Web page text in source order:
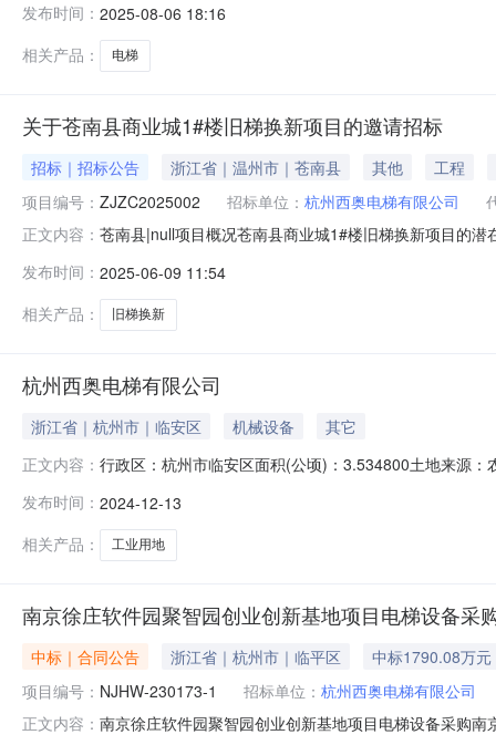
多电梯企业中优选到服务优产品好的电梯制造厂家2003
梯制造企业不断提升专业化、服务化水平
发布时间： 2025-08-06 18:16
相关产品：
电梯
关于苍南县商业城1#楼旧梯换新项目的邀请招标
招标｜招标公告 浙江省｜温州市｜苍南县 其他
工程
项目编号： ZJZC2025002 招标单位： 杭州西奥电梯有限公司
正文内容： 苍南县|null项目概况苍南县商业城1#楼旧梯换新项目的
标项一标项名称：苍南县商业城1#楼旧梯换新项目数量
发布时间： 2025-06-09 11:54
相关产品：
旧梯换新
杭州西奥电梯有限公司
浙江省｜杭州市｜临安区 机械设备
其它
正文内容： 行政区：杭州市临安区面积(公顷)：3.534800土地来源
1309:33:09
发布时间： 2024-12-13
相关产品：
工业用地
南京徐庄软件园聚智园创业创新基地项目电梯设备采
中标｜合同公告 浙江省｜杭州市｜临平区
中标1790.08万元
项目编号： NJHW-230173-1 招标单位： 杭州西奥电梯有限公司
正文内容： 南京徐庄软件园聚智园创业创新基地项目电梯设备采购